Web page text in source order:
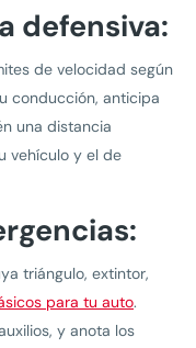
defensiva:
de velocidad según
conducción, anticipa
una distancia
vehículo y el de
triángulo, extintor,
para tu auto.
y anota los